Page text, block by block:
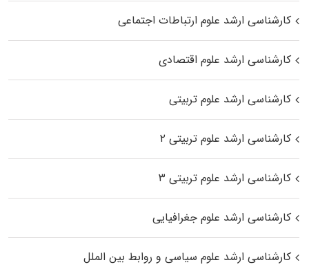
کارشناسی ارشد علوم ارتباطات اجتماعی
کارشناسی ارشد علوم اقتصادی
کارشناسی ارشد علوم تربیتی
کارشناسی ارشد علوم تربیتی ۲
کارشناسی ارشد علوم تربیتی ۳
کارشناسی ارشد علوم جغرافیایی
کارشناسی ارشد علوم سیاسی و روابط بین الملل